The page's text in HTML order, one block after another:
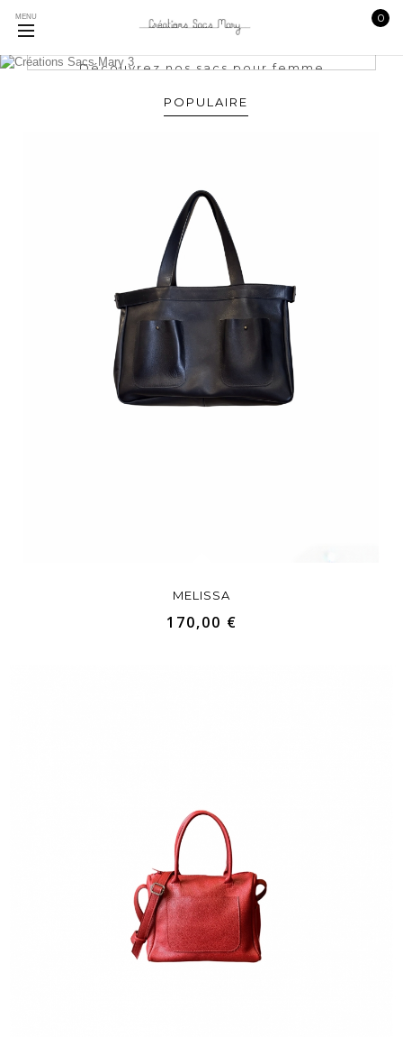
MENU 0
Découvrez nos sacs pour femme
Découvrez nos sacs a dos
Découvrez nos sacs pour femme
POPULAIRE
MELISSA
170,00 €